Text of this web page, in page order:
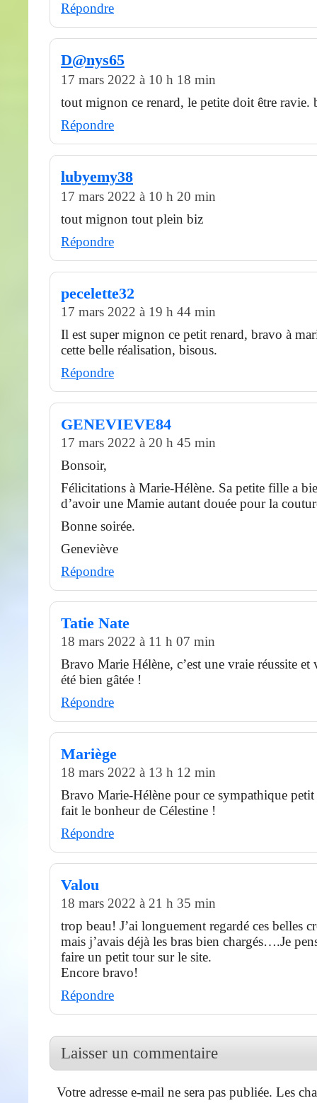
Répondre
D@nys65
17 mars 2022 à 10 h 18 min
tout mignon ce renard, le petite doit être ravie.
Répondre
lubyemy38
17 mars 2022 à 10 h 20 min
tout mignon tout plein biz
Répondre
pecelette32
17 mars 2022 à 19 h 44 min
Il est super mignon ce petit renard, bravo à
cette belle réalisation, bisous.
Répondre
GENEVIEVE84
17 mars 2022 à 20 h 45 min
Bonsoir,
Félicitations à Marie-Hélène. Sa petite fille a
d’avoir une Mamie autant douée pour la
Bonne soirée.
Geneviève
Répondre
Tatie Nate
18 mars 2022 à 11 h 07 min
Bravo Marie Hélène, c’est une vraie réussite et
été bien gâtée !
Répondre
Mariège
18 mars 2022 à 13 h 12 min
Bravo Marie-Hélène pour ce sympathique
fait le bonheur de Célestine !
Répondre
Valou
18 mars 2022 à 21 h 35 min
trop beau! J’ai longuement regardé ces belles
mais j’avais déjà les bras bien chargés….Je
faire un petit tour sur le site.
Encore bravo!
Répondre
Laisser un commentaire
Votre adresse e-mail ne sera pas publiée. Les